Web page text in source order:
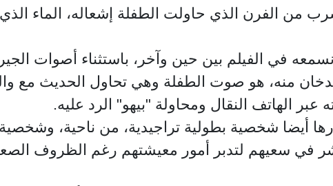
من الفرن الذي حاولت الطفلة إشعاله، الماء
في الفيلم بين حين وآخر، باستثناء أصوات
منه، هو صوت الطفلة وهي تحاول الحديث مع
الهاتف النقال ومحاولة "بيهو" الرد عليه.
أيضا شخصية بطولية تراجيدية، من ناحية،
في سعيهم لتدبر أمور معيشتهم رغم الظروف